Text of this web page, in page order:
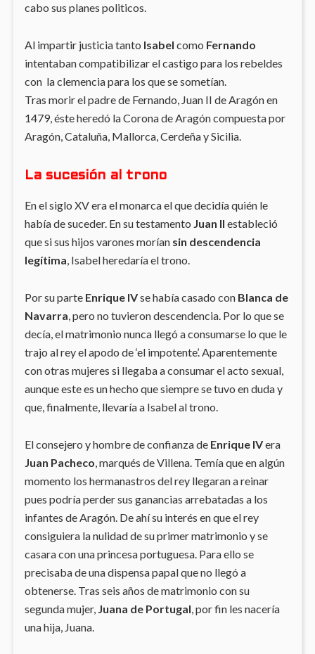
cabo sus planes politicos.
Al impartir justicia tanto Isabel como Fernando
intentaban compatibilizar el castigo para los rebeldes
con la clemencia para los que se sometían.
Tras morir el padre de Fernando, Juan II de Aragón en
1479, éste heredó la Corona de Aragón compuesta por
Aragón, Cataluña, Mallorca, Cerdeña y Sicilia.
La sucesión al trono
En el siglo XV era el monarca el que decidía quién le
había de suceder. En su testamento Juan II estableció
que si sus hijos varones morían sin descendencia
legítima, Isabel heredaría el trono.
Por su parte Enrique IVse había casado con Blanca de
Navarra, pero no tuvieron descendencia. Por lo que se
decía, el matrimonio nunca llegó a consumarse lo que le
trajo al rey el apodo de ‘el impotente’. Aparentemente
con otras mujeres si llegaba a consumar el acto sexual,
aunque este es un hecho que siempre se tuvo en duda y
que, finalmente, llevaría a Isabel al trono.
El consejero y hombre de confianza deEnrique IVera
Juan Pacheco , marqués de Villena. Temía que en algún
momento los hermanastros del rey llegaran a reinar
pues podría perder sus ganancias arrebatadas a los
infantes de Aragón. De ahí su interés en que el rey
consiguiera la nulidad de su primer matrimonio y se
casara con una princesa portuguesa. Para ello se
precisaba de una dispensa papal que no llegó a
obtenerse. Tras seis años de matrimonio con su
segunda mujer, Juana de Portugal , por fin les nacería
una hija, Juana.